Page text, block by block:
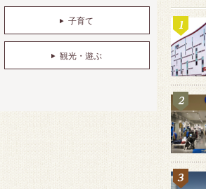
子育て
観光・遊ぶ